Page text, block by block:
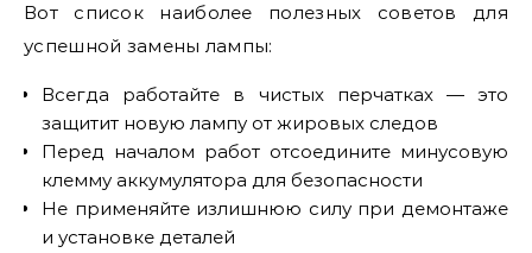
Вот список наиболее полезных советов для
успешной замены лампы:
Всегда работайте в чистых перчатках — это
защитит новую лампу от жировых следов
Перед началом работ отсоедините минусовую
клемму аккумулятора для безопасности
Не применяйте излишнюю силу при демонтаже
и установке деталей